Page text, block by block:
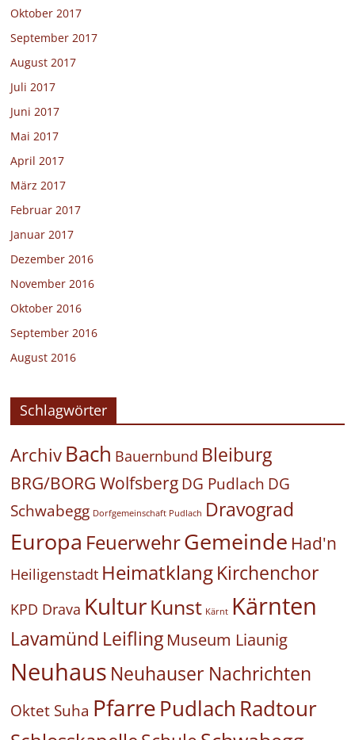
Oktober 2017
September 2017
August 2017
Juli 2017
Juni 2017
Mai 2017
April 2017
März 2017
Februar 2017
Januar 2017
Dezember 2016
November 2016
Oktober 2016
September 2016
August 2016
Schlagwörter
Archiv Bach Bauernbund Bleiburg
BRG/BORG Wolfsberg DG Pudlach DG
Schwabegg Dorfgemeinschaft Pudlach Dravograd
Europa FeuerwehrGemeinde Had'n
Heiligenstadt HeimatklangKirchenchor
KPD Drava KulturKunst Kärnt Kärnten
Lavamünd Leifling Museum Liaunig
Neuhaus Neuhauser Nachrichten
Oktet Suha PfarrePudlach Radtour